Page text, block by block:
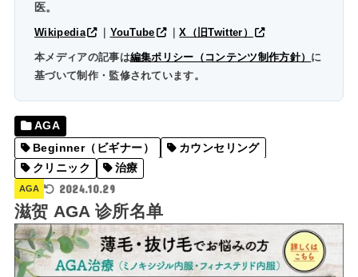
医。
Wikipedia YouTube ｜X（旧Twitter）
本メディアの記事は編集ポリシー（コンテンツ制作方針） に
基づいて制作・監修されています。
AGA
Beginner（ビギナー）
カウンセリング
クリニック
治療
AGA 2024.10.29
滋贺 AGA 诊所名单